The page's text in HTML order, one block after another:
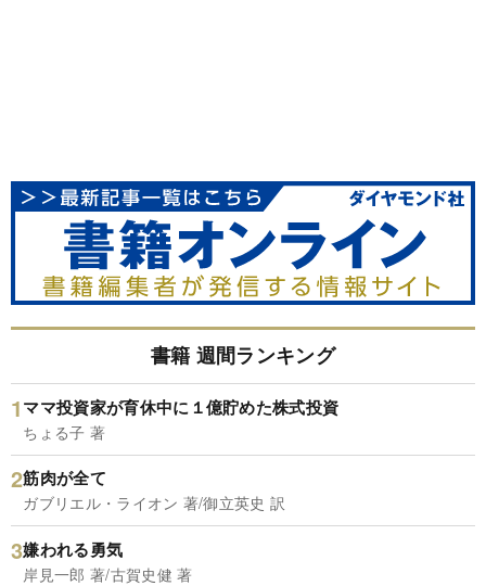
書籍 週間ランキング
ママ投資家が育休中に１億貯めた株式投資
ちょる子 著
筋肉が全て
ガブリエル・ライオン 著/御立英史 訳
嫌われる勇気
岸見一郎 著/古賀史健 著